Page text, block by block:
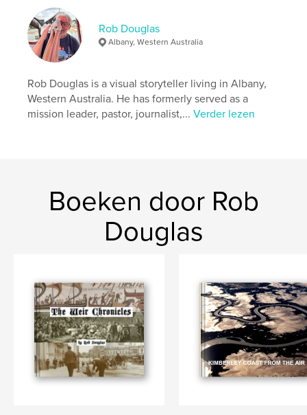
Trefwoorden
Douglas Ballymena , Belfast
Rob Douglas
Albany, Western Australia
Rob Douglas is a visual storyteller living in Albany,
Western Australia. He has formerly served as a
mission leader, pastor, journalist,...Verder lezen
Boeken door Rob
Douglas